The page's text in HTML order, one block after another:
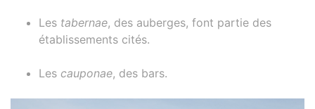
Les tabernae, des auberges, font partie des
établissements cités.
Les cauponae, des bars.